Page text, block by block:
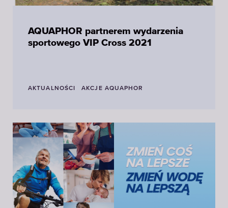
AQUAPHOR partnerem wydarzenia
sportowego VIP Cross 2021
AKTUALNOŚCI AKCJE AQUAPHOR